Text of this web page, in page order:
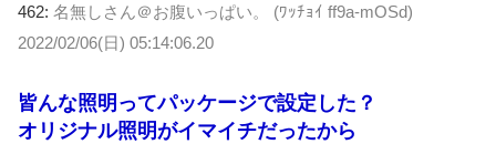
462: 名無しさん＠お腹いっぱい。 (ﾜｯﾁｮｲ ff9a-mOSd)
2022/02/06(日) 05:14:06.20
皆んな照明ってパッケージで設定した？
オリジナル照明がイマイチだったから